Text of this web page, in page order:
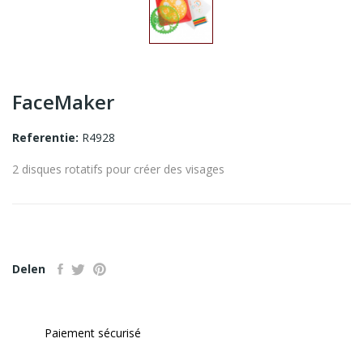
FaceMaker
Referentie: R4928
2 disques rotatifs pour créer des visages
Delen
Paiement sécurisé